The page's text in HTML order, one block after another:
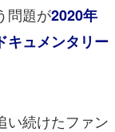
問題が2020年
キュメンタリー
い続けたファン